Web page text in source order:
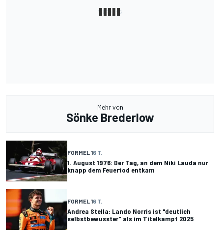
Mehr von
Sönke Brederlow
FORMEL 16 T.
1. August 1976: Der Tag, an dem Niki Lauda nur
knapp dem Feuertod entkam
FORMEL 16 T.
Andrea Stella: Lando Norris ist "deutlich
selbstbewusster" als im Titelkampf 2025